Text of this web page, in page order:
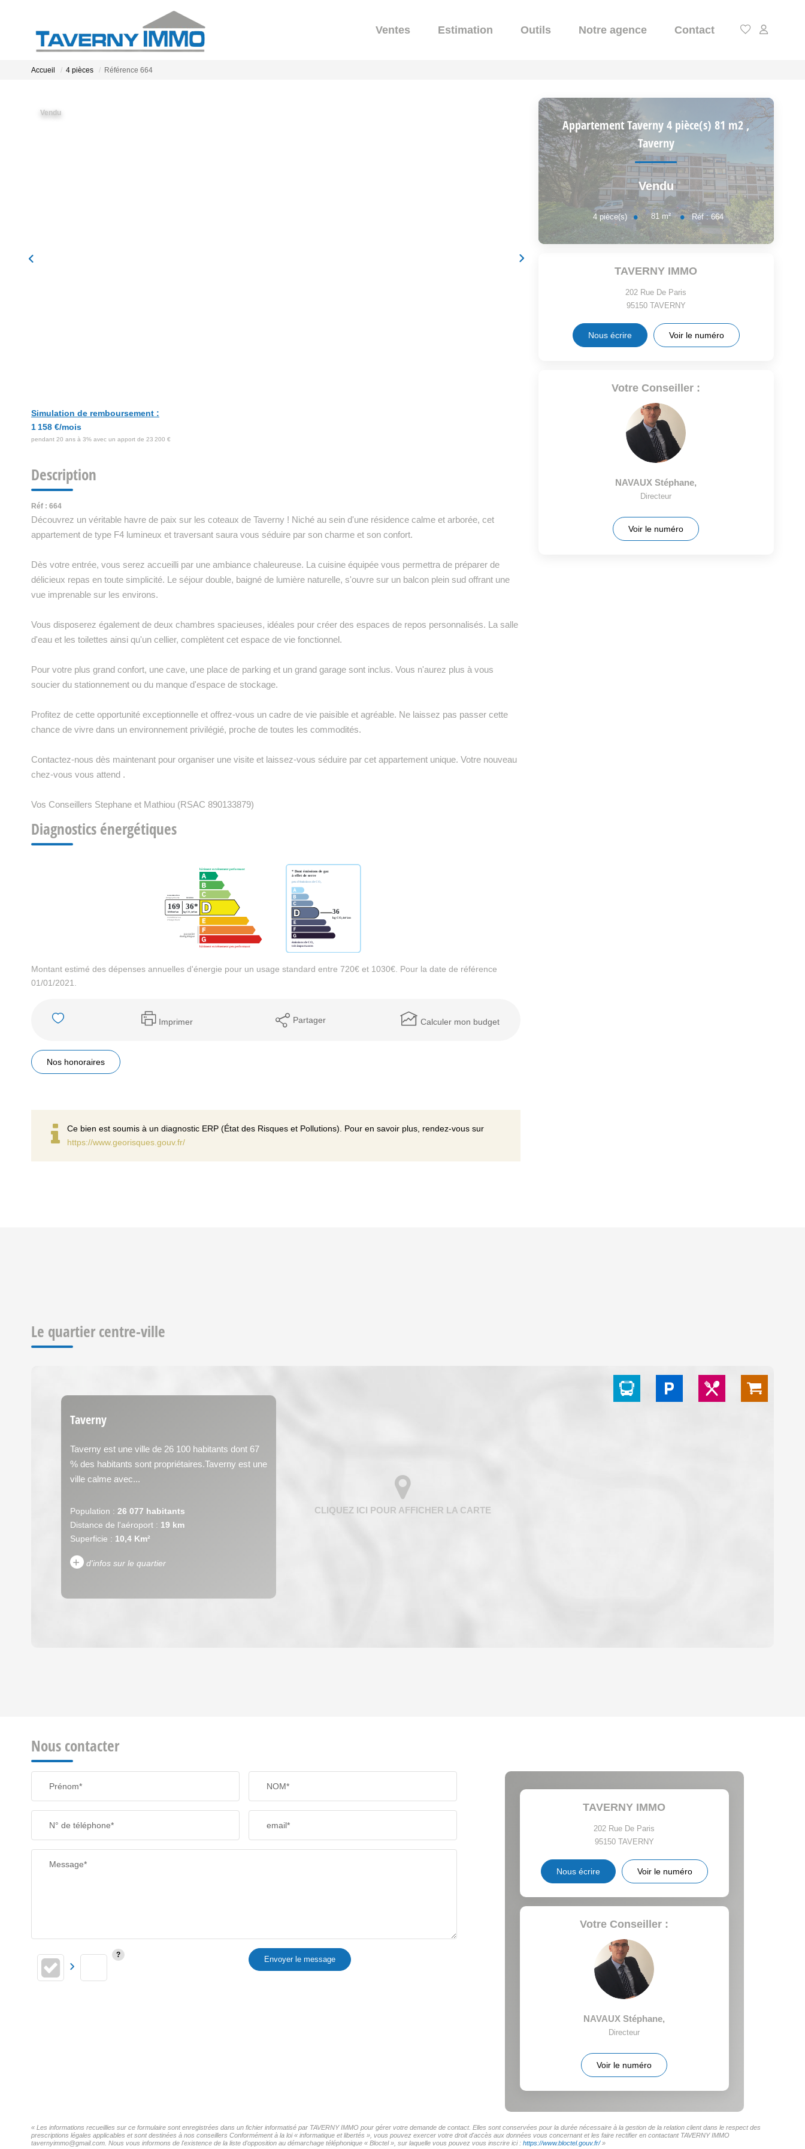
Ventes Estimation Outils Notre agence Contact
Accueil 4 pièces Référence 664
Vendu
Simulation de remboursement :
1 158 €/mois
pendant 20 ans à 3% avec un apport de 23 200 €
Description
Réf : 664
Découvrez un véritable havre de paix sur les coteaux de Taverny ! Niché au sein d'une résidence calme et arborée, cet
appartement de type F4 lumineux et traversant saura vous séduire par son charme et son confort.
Dès votre entrée, vous serez accueilli par une ambiance chaleureuse. La cuisine équipée vous permettra de préparer de
délicieux repas en toute simplicité. Le séjour double, baigné de lumière naturelle, s'ouvre sur un balcon plein sud offrant une
vue imprenable sur les environs.
Vous disposerez également de deux chambres spacieuses, idéales pour créer des espaces de repos personnalisés. La salle
d'eau et les toilettes ainsi qu'un cellier, complètent cet espace de vie fonctionnel.
Pour votre plus grand confort, une cave, une place de parking et un grand garage sont inclus. Vous n'aurez plus à vous
soucier du stationnement ou du manque d'espace de stockage.
Profitez de cette opportunité exceptionnelle et offrez-vous un cadre de vie paisible et agréable. Ne laissez pas passer cette
chance de vivre dans un environnement privilégié, proche de toutes les commodités.
Contactez-nous dès maintenant pour organiser une visite et laissez-vous séduire par cet appartement unique. Votre nouveau
chez-vous vous attend .
Vos Conseillers Stephane et Mathiou (RSAC 890133879)
Diagnostics énergétiques
Montant estimé des dépenses annuelles d'énergie pour un usage standard entre 720€ et 1030€. Pour la date de référence
01/01/2021.
Imprimer Partager Calculer mon budget
Nos honoraires
Ce bien est soumis à un diagnostic ERP (État des Risques et Pollutions). Pour en savoir plus, rendez-vous sur
https://www.georisques.gouv.fr/
Appartement Taverny 4 pièce(s) 81 m2,
Taverny
Vendu
4pièce(s) 81 m² Réf :664
TAVERNY IMMO
202 Rue De Paris
95150 TAVERNY
Nous écrire Voir le numéro
Votre Conseiller :
NAVAUX Stéphane,
Directeur
Voir le numéro
Le quartier centre-ville
Taverny
Taverny est une ville de 26 100 habitants dont 67
% des habitants sont propriétaires.Taverny est une
ville calme avec...
Population : 26 077 habitants
Distance de l'aéroport : 19 km
Superficie : 10,4 Km²
+ d'infos sur le quartier
TAXE FONCIÈRE
SUPERFICIE :
RESTAURANTS ET CAFÉS COMMERCES
Nous contacter
Prénom* NOM*
N° de téléphone* email*
Message*
Envoyer le message
TAVERNY IMMO
202 Rue De Paris
95150 TAVERNY
Nous écrire Voir le numéro
Votre Conseiller :
NAVAUX Stéphane,
Directeur
Voir le numéro
« Les informations recueillies sur ce formulaire sont enregistrées dans un fichier informatisé par TAVERNY IMMO pour gérer votre demande de contact. Elles sont conservées pour la durée nécessaire à la gestion de la relation client dans le respect des
prescriptions légales applicables et sont destinées à nos conseillers Conformément à la loi « informatique et libertés », vous pouvez exercer votre droit d'accès aux données vous concernant et les faire rectifier en contactant TAVERNY IMMO
tavernyimmo@gmail.com. Nous vous informons de l'existence de la liste d'opposition au démarchage téléphonique « Bloctel », sur laquelle vous pouvez vous inscrire ici : https://www.bloctel.gouv.fr/»